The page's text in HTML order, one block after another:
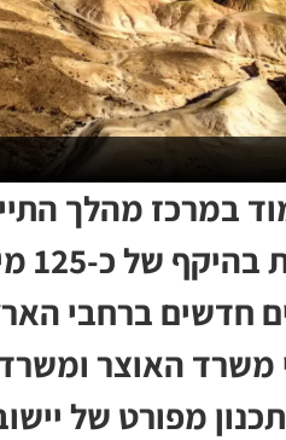
במרכז מהלך
חדשים ברחבי
האוצר ומשרד
מפורט של